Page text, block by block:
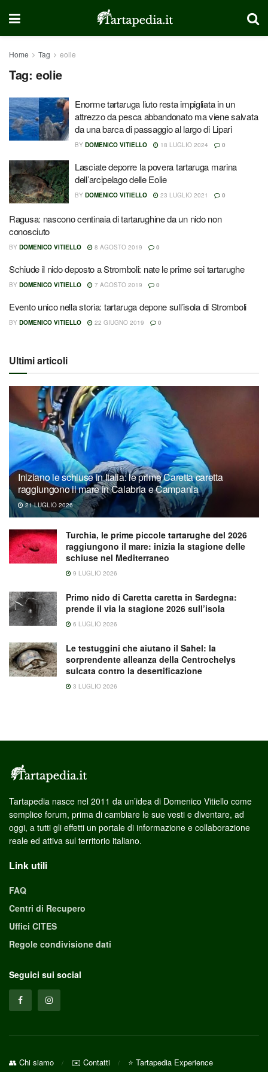
Home Tag eolie
Tag: eolie
Enorme tartaruga liuto resta impigliata in un
attrezzo da pesca abbandonato ma viene salvata
da una barca di passaggio al largo di Lipari
BY DOMENICO VITIELLO 18 LUGLIO 2024 0
Lasciate deporre la povera tartaruga marina
dell’arcipelago delle Eolie
BY DOMENICO VITIELLO 23 LUGLIO 2021 0
Ragusa: nascono centinaia di tartarughine da un nido non
conosciuto
BY DOMENICO VITIELLO 8 AGOSTO 2019 0
Schiude il nido deposto a Stromboli: nate le prime sei tartarughe
BY DOMENICO VITIELLO 7 AGOSTO 2019 0
Evento unico nella storia: tartaruga depone sull’isola di Stromboli
BY DOMENICO VITIELLO 22 GIUGNO 2019 0
Ultimi articoli
Iniziano le schiuse in Italia: le prime Caretta caretta
raggiungono il mare in Calabria e Campania
21 LUGLIO 2026
Turchia, le prime piccole tartarughe del 2026
raggiungono il mare: inizia la stagione delle
schiuse nel Mediterraneo
9 LUGLIO 2026
Primo nido di Caretta caretta in Sardegna:
prende il via la stagione 2026 sull’isola
6 LUGLIO 2026
Le testuggini che aiutano il Sahel: la
sorprendente alleanza della Centrochelys
sulcata contro la desertificazione
3 LUGLIO 2026
Tartapedia nasce nel 2011 da un’idea di Domenico Vitiello come
semplice forum, prima di cambiare le sue vesti e diventare, ad
oggi, a tutti gli effetti un portale di informazione e collaborazione
reale ed attiva sul territorio italiano.
Link utili
FAQ
Centri di Recupero
Uffici CITES
Regole condivisione dati
Seguici sui social
👥 Chi siamo ✉️ Contatti ⭐ Tartapedia Experience